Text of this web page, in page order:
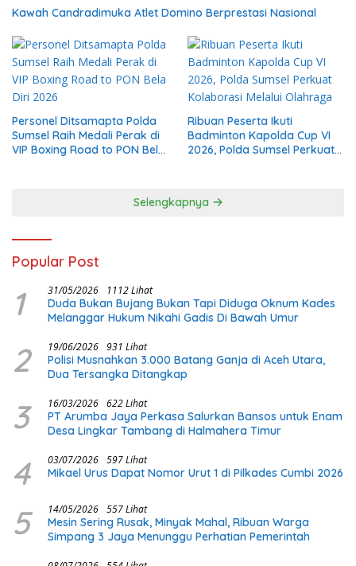
Kawah Candradimuka Atlet Domino Berprestasi Nasional
Personel Ditsamapta Polda
Sumsel Raih Medali Perak di
VIP Boxing Road to PON Bela
Ribuan Peserta Ikuti
Badminton Kapolda Cup VI
2026, Polda Sumsel Perkuat
Selengkapnya
Popular Post
1 31/05/2026 1112 Lihat
Duda Bukan Bujang Bukan Tapi Diduga Oknum Kades
Melanggar Hukum Nikahi Gadis Di Bawah Umur
2 19/06/2026 931 Lihat
Polisi Musnahkan 3.000 Batang Ganja di Aceh Utara,
Dua Tersangka Ditangkap
3 16/03/2026 622 Lihat
PT Arumba Jaya Perkasa Salurkan Bansos untuk Enam
Desa Lingkar Tambang di Halmahera Timur
4 03/07/2026 597 Lihat
Mikael Urus Dapat Nomor Urut 1 di Pilkades Cumbi 2026
5 14/05/2026 557 Lihat
Mesin Sering Rusak, Minyak Mahal, Ribuan Warga
Simpang 3 Jaya Menunggu Perhatian Pemerintah